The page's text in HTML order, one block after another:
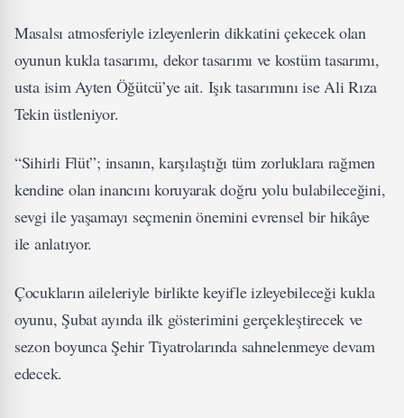
Masalsı atmosferiyle izleyenlerin dikkatini çekecek olan
oyunun kukla tasarımı, dekor tasarımı ve kostüm tasarımı,
usta isim Ayten Öğütcü’ye ait. Işık tasarımını ise Ali Rıza
Tekin üstleniyor.
“Sihirli Flüt”; insanın, karşılaştığı tüm zorluklara rağmen
kendine olan inancını koruyarak doğru yolu bulabileceğini,
sevgi ile yaşamayı seçmenin önemini evrensel bir hikâye
ile anlatıyor.
Çocukların aileleriyle birlikte keyifle izleyebileceği kukla
oyunu, Şubat ayında ilk gösterimini gerçekleştirecek ve
sezon boyunca Şehir Tiyatrolarında sahnelenmeye devam
edecek.